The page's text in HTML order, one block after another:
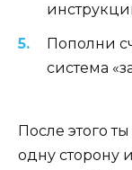
Пополни
система
После этого
одну сторону